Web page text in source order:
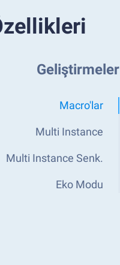
Geliştirmeler
Macro'lar
Multi Instance
Multi Instance Senk.
Eko Modu